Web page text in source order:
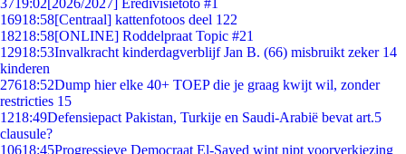
3719:02[2026/2027] Eredivisietoto #1
16918:58[Centraal] kattenfotoos deel 122
18218:58[ONLINE] Roddelpraat Topic #21
12918:53Invalkracht kinderdagverblijf Jan B. (66) misbruikt zeker 14
kinderen
27618:52Dump hier elke 40+ TOEP die je graag kwijt wil, zonder
restricties 15
1218:49Defensiepact Pakistan, Turkije en Saudi-Arabië bevat art.5
clausule?
10618:45Progressieve Democraat El-Sayed wint nipt voorverkiezing